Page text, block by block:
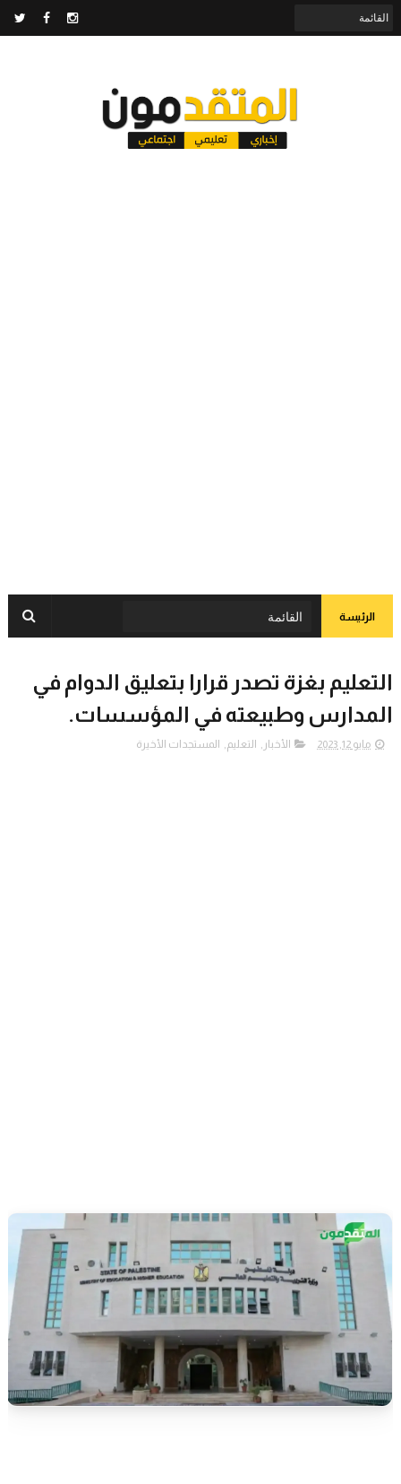
الرئيسة
التعليم بغزة تصدر قرارا بتعليق الدوام في
المدارس وطبيعته في المؤسسات.
مايو 12, 2023 الأخبار , التعليم, المستجدات الأخيرة